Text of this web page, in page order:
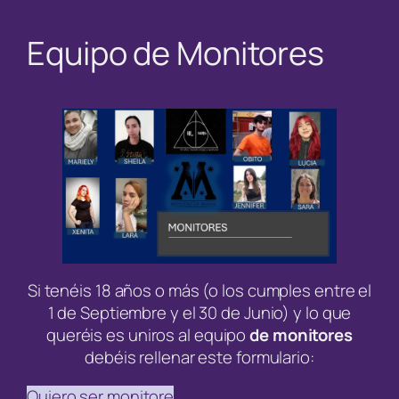
Equipo de Monitores
Si tenéis 18 años o más (o los cumples entre el
1 de Septiembre y el 30 de Junio) y lo que
queréis es uniros al equipode monitores
debéis rellenar este formulario: